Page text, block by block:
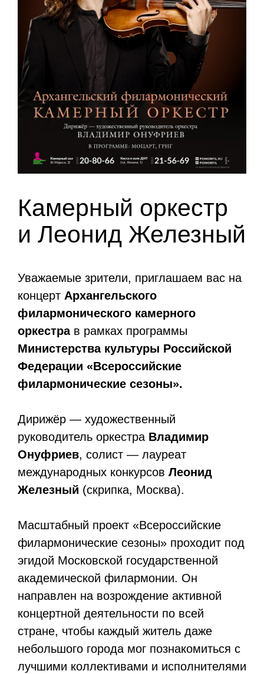
Камерный оркестр
и Леонид Железный
Уважаемые зрители, приглашаем вас на
концерт Архангельского
филармонического камерного
оркестра в рамках программы
Министерства культуры Российской
Федерации «Всероссийские
филармонические сезоны».
Дирижёр — художественный
руководитель оркестра Владимир
Онуфриев, солист — лауреат
международных конкурсов Леонид
Железный (скрипка, Москва).
Масштабный проект «Всероссийские
филармонические сезоны» проходит под
эгидой Московской государственной
академической филармонии. Он
направлен на возрождение активной
концертной деятельности по всей
стране, чтобы каждый житель даже
небольшого города мог познакомиться с
лучшими коллективами и исполнителями